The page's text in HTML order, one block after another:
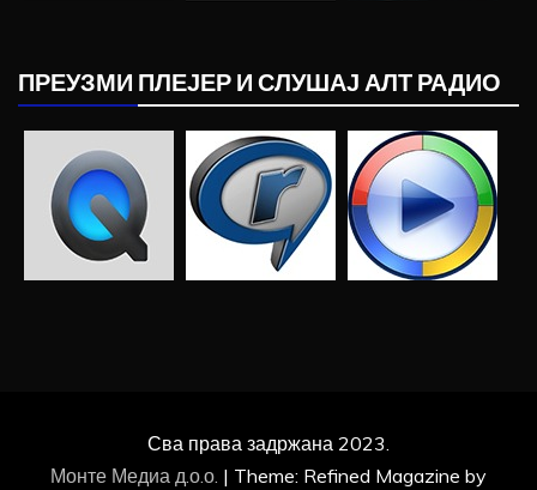
ПРЕУЗМИ ПЛЕЈЕР И СЛУШАЈ АЛТ РАДИО
Сва права задржана 2023.
Монте Медиа д.о.о. | Theme: Refined Magazine by